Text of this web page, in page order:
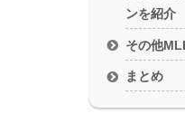
ンを紹介
その他
まとめ